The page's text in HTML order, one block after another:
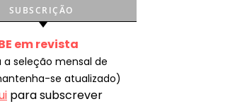
SUBSCRIÇÃO
em revista
a seleção mensal de
se atualizado)
para subscrever